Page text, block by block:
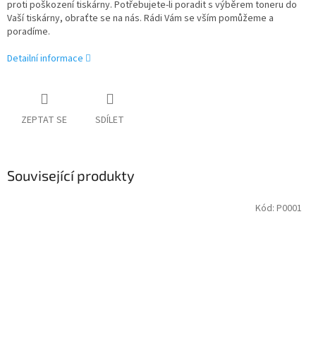
proti poškození tiskárny. Potřebujete-li poradit s výběrem toneru do
Vaší tiskárny, obraťte se na nás. Rádi Vám se vším pomůžeme a
poradíme.
Detailní informace
ZEPTAT SE SDÍLET
Související produkty
Kód: P0001